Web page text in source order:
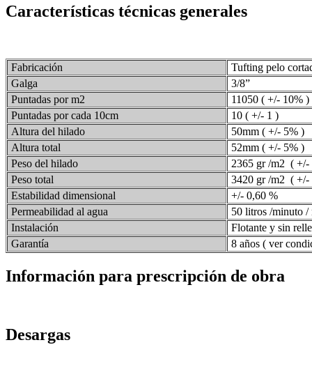
Características técnicas generales
Fabricación
Tufting pelo
Galga
3/8”
Puntadas por m2
11050 ( +/- 10% )
Puntadas por cada 10cm
10 ( +/- 1 )
Altura del hilado
50mm ( +/- 5% )
Altura total
52mm ( +/- 5% )
Peso del hilado
2365 gr /m2 ( +/-
Peso total
3420 gr /m2 ( +/-
Estabilidad dimensional
+/- 0,60 %
Permeabilidad al agua
50 litros /minuto /
Instalación
Flotante y sin
Garantía
8 años ( ver
Información para prescripción de obra
Desargas